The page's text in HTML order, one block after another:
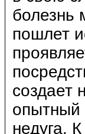
болезнь
пошлет
создает
опытный
недуга.